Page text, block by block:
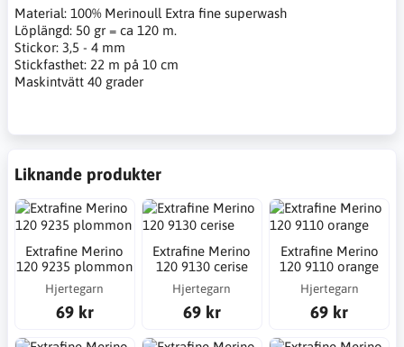
Material: 100% Merinoull Extra fine superwash
Löplängd: 50 gr = ca 120 m.
Stickor: 3,5 - 4 mm
Stickfasthet: 22 m på 10 cm
Maskintvätt 40 grader
Liknande produkter
Extrafine Merino
120 9235 plommon
Hjertegarn
69 kr
Extrafine Merino
120 9130 cerise
Hjertegarn
69 kr
Extrafine Merino
120 9110 orange
Hjertegarn
69 kr